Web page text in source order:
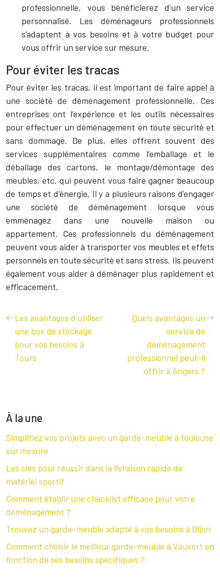
professionnelle, vous bénéficierez d’un service
personnalisé. Les déménageurs professionnels
s’adaptent à vos besoins et à votre budget pour
vous offrir un service sur mesure.
Pour éviter les tracas
Pour éviter les tracas, il est important de faire appel à
une société de déménagement professionnelle. Ces
entreprises ont l’expérience et les outils nécessaires
pour effectuer un déménagement en toute sécurité et
sans dommage. De plus, elles offrent souvent des
services supplémentaires comme l’emballage et le
déballage des cartons, le montage/démontage des
meubles, etc. qui peuvent vous faire gagner beaucoup
de temps et d’énergie. Il y a plusieurs raisons d’engager
une société de déménagement lorsque vous
emménagez dans une nouvelle maison ou
appartement. Ces professionnels du déménagement
peuvent vous aider à transporter vos meubles et effets
personnels en toute sécurité et sans stress. Ils peuvent
également vous aider à déménager plus rapidement et
efficacement.
Les avantages d’utiliser
une box de stockage
pour vos besoins à
Tours
Quels avantages un
service de
déménagement
professionnel peut-il
offrir à Angers ?
À la une
Simplifiez vos projets avec un garde-meuble à toulouse
sur mesure
Les clés pour réussir dans la livraison rapide de
matériel sportif
Comment établir une checklist efficace pour votre
déménagement ?
Trouvez un garde-meuble adapté à vos besoins à Dijon
Comment choisir le meilleur garde-meuble à Vauvert en
fonction de ses besoins spécifiques ?